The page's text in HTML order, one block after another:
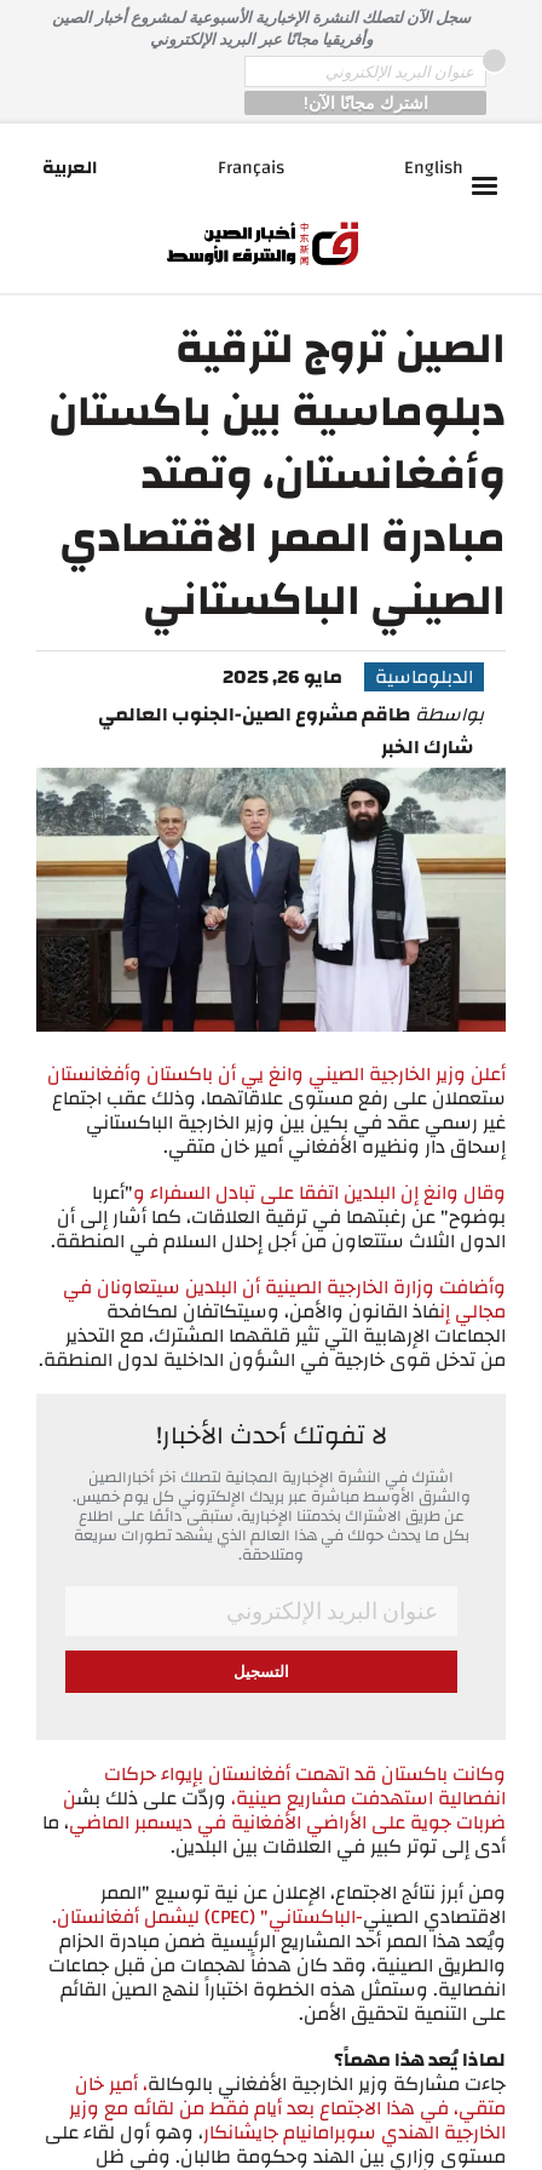
المحتوى
سجل الآن لتصلك النشرة الإخبارية الأسبوعية لمشروع أخبار الصين
وأفريقيا مجانًا عبر البريد الإلكتروني
Email
*
English
Français العربية
الصين تروج لترقية
دبلوماسية بين باكستان
وأفغانستان، وتمتد
مبادرة الممر الاقتصادي
الصيني الباكستاني
الدبلوماسية
مايو 26, 2025
بواسطة طاقم مشروع الصين-الجنوب العالمي
شارك الخبر
أعلن وزير الخارجية الصيني وانغ يي أن باكستان وأفغانستان
ستعملان على رفع مستوى علاقاتهما، وذلك عقب اجتماع
غير رسمي عقد في بكين بين وزير الخارجية الباكستاني
إسحاق دار ونظيره الأفغاني أمير خان متقي.
وقال وانغ إن البلدين اتفقا على تبادل السفراء و"أعربا
بوضوح" عن رغبتهما في ترقية العلاقات، كما أشار إلى أن
الدول الثلاث ستتعاون من أجل إحلال السلام في المنطقة.
وأضافت وزارة الخارجية الصينية أن البلدين سيتعاونان في
مجالي إنفاذ القانون والأمن، وسيتكاتفان لمكافحة
الجماعات الإرهابية التي تثير قلقهما المشترك، مع التحذير
من تدخل قوى خارجية في الشؤون الداخلية لدول المنطقة.
لا تفوتك أحدث الأخبار!
اشترك في النشرة الإخبارية المجانية لتصلك آخر أخبارالصين
والشرق الأوسط مباشرة عبر بريدك الإلكتروني كل يوم خميس.
عن طريق الاشتراك بخدمتنا الإخبارية، ستبقى دائمًا على اطلاع
بكل ما يحدث حولك في هذا العالم الذي يشهد تطورات سريعة
ومتلاحقة.
Email
*
وكانت باكستان قد اتهمت أفغانستان بإيواء حركات
انفصالية استهدفت مشاريع صينية، وردّت على ذلك بشن
ضربات جوية على الأراضي الأفغانية في ديسمبر الماضي، ما
أدى إلى توتر كبير في العلاقات بين البلدين.
ومن أبرز نتائج الاجتماع، الإعلان عن نية توسيع "الممر
الاقتصادي الصيني-الباكستاني" (CPEC) ليشمل أفغانستان.
ويُعد هذا الممر أحد المشاريع الرئيسية ضمن مبادرة الحزام
والطريق الصينية، وقد كان هدفاً لهجمات من قبل جماعات
انفصالية. وستمثل هذه الخطوة اختباراً لنهج الصين القائم
على التنمية لتحقيق الأمن.
لماذا يُعد هذا مهماً؟
جاءت مشاركة وزير الخارجية الأفغاني بالوكالة، أمير خان
متقي، في هذا الاجتماع بعد أيام فقط من لقائه مع وزير
الخارجية الهندي سوبرامانيام جايشانكار، وهو أول لقاء على
مستوى وزاري بين الهند وحكومة طالبان. وفي ظل